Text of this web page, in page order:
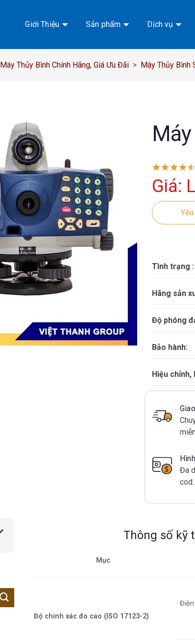
Giới Thiệu Sản phẩm Dịch vụ
Máy Thủy Bình Chính Hãng, Giá Ưu Đãi > Máy Thủy Bình
Giá:
Tình trạng :
Hãng sản
Độ phóng
Bảo hành:
Hiệu chỉnh,
Đa
Thông số kỹ
Mục
Độ chính xác đo cao (ISO 17123-2)